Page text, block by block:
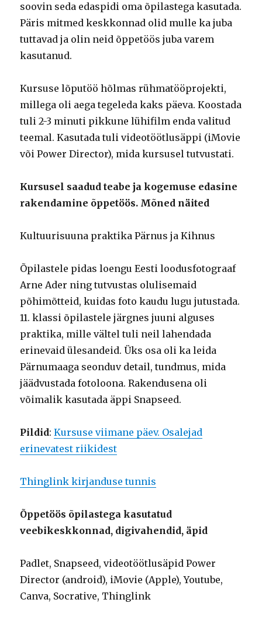
soovin seda edaspidi oma õpilastega kasutada.
Päris mitmed keskkonnad olid mulle ka juba
tuttavad ja olin neid õppetöös juba varem
kasutanud.
Kursuse lõputöö hõlmas rühmatööprojekti,
millega oli aega tegeleda kaks päeva. Koostada
tuli 2-3 minuti pikkune lühifilm enda valitud
teemal. Kasutada tuli videotöötlusäppi (iMovie
või Power Director), mida kursusel tutvustati.
Kursusel saadud teabe ja kogemuse edasine
rakendamine õppetöös. Mõned näited
Kultuurisuuna praktika Pärnus ja Kihnus
Õpilastele pidas loengu Eesti loodusfotograaf
Arne Ader ning tutvustas olulisemaid
põhimõtteid, kuidas foto kaudu lugu jutustada.
11. klassi õpilastele järgnes juuni alguses
praktika, mille vältel tuli neil lahendada
erinevaid ülesandeid. Üks osa oli ka leida
Pärnumaaga seonduv detail, tundmus, mida
jäädvustada fotoloona. Rakendusena oli
võimalik kasutada äppi Snapseed.
Pildid:Kursuse viimane päev. Osalejad
erinevatest riikidest
Thinglink kirjanduse tunnis
Õppetöös õpilastega kasutatud
veebikeskkonnad, digivahendid, äpid
Padlet, Snapseed, videotöötlusäpid Power
Director (android), iMovie (Apple),Youtube,
Canva, Socrative, Thinglink